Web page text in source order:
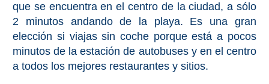
que se encuentra en el centro de la ciudad, a sólo
2 minutos andando de la playa. Es una gran
elección si viajas sin coche porque está a pocos
minutos de la estación de autobuses y en el centro
a todos los mejores restaurantes y sitios.